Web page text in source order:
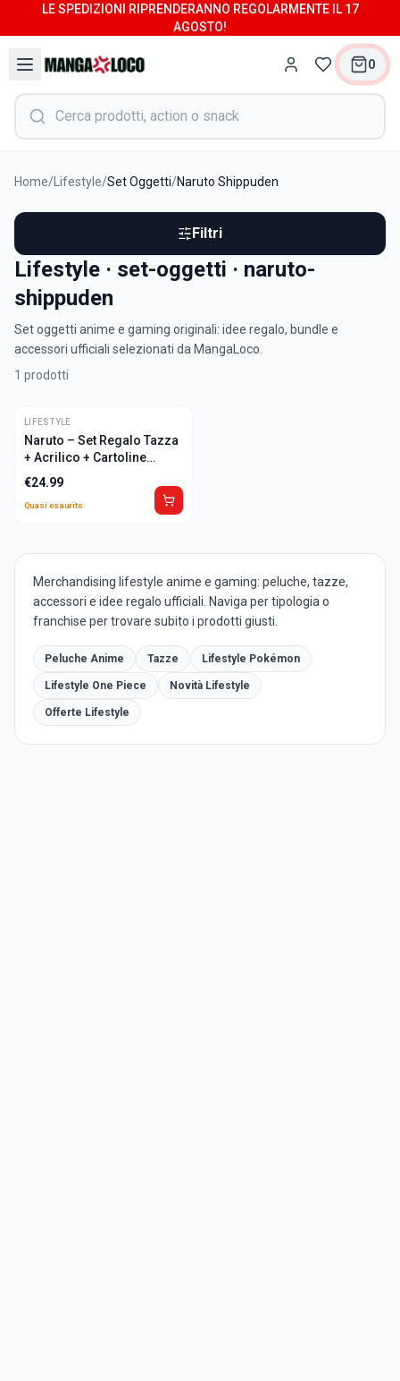
LE SPEDIZIONI RIPRENDERANNO REGOLARMENTE IL 17
AGOSTO!
0
Home/ Lifestyle/Set Oggetti/Naruto Shippuden
Filtri
Lifestyle · set-oggetti · naruto-
shippuden
Set oggetti anime e gaming originali: idee regalo, bundle e
accessori ufficiali selezionati da MangaLoco.
1 prodotti
ULTIME
LIFESTYLE
Naruto – Set Regalo Tazza
+ Acrilico + Cartoline
"Naruto"
€24.99
Quasi esaurito
Merchandising lifestyle anime e gaming: peluche, tazze,
accessori e idee regalo ufficiali. Naviga per tipologia o
franchise per trovare subito i prodotti giusti.
Peluche Anime Tazze Lifestyle Pokémon
Lifestyle One Piece Novità Lifestyle
Offerte Lifestyle